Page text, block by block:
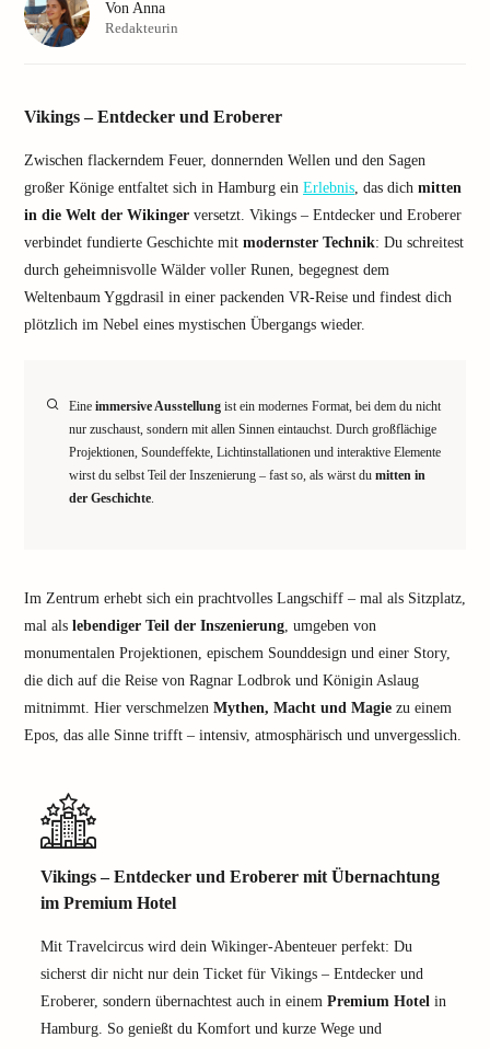
Vikings – Entdecker und Eroberer
Zwischen flackerndem Feuer, donnernden Wellen und den Sagen
großer Könige entfaltet sich in Hamburg ein Erlebnis, das dich mitten
in die Welt der Wikinger versetzt. Vikings – Entdecker und Eroberer
verbindet fundierte Geschichte mit modernster Technik: Du schreitest
durch geheimnisvolle Wälder voller Runen, begegnest dem
Weltenbaum Yggdrasil in einer packenden VR-Reise und findest dich
plötzlich im Nebel eines mystischen Übergangs wieder.
Eine immersive Ausstellung ist ein modernes Format, bei dem du nicht
nur zuschaust, sondern mit allen Sinnen eintauchst. Durch großflächige
Projektionen, Soundeffekte, Lichtinstallationen und interaktive Elemente
wirst du selbst Teil der Inszenierung – fast so, als wärst du mitten in
der Geschichte.
Im Zentrum erhebt sich ein prachtvolles Langschiff – mal als Sitzplatz,
mal als lebendiger Teil der Inszenierung, umgeben von
monumentalen Projektionen, epischem Sounddesign und einer Story,
die dich auf die Reise von Ragnar Lodbrok und Königin Aslaug
mitnimmt. Hier verschmelzen Mythen, Macht und Magie zu einem
Epos, das alle Sinne trifft – intensiv, atmosphärisch und unvergesslich.
Vikings – Entdecker und Eroberer mit Übernachtung
im Premium Hotel
Mit Travelcircus wird dein Wikinger-Abenteuer perfekt: Du
sicherst dir nicht nur dein Ticket für Vikings – Entdecker und
Eroberer, sondern übernachtest auch in einem Premium Hotel in
Hamburg. So genießt du Komfort und kurze Wege und
Von Anna
Redakteurin